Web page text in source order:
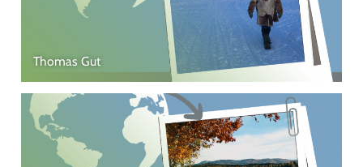
Thomas Gut